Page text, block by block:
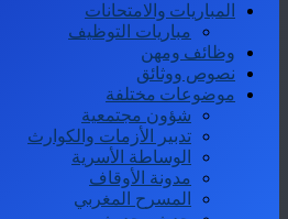
المباريات والامتحانات
مباريات التوظيف
وظائف ومهن
نصوص ووثائق
موضوعات مختلفة
شؤون مجتمعية
تدبير الأزمات والكوارث
الوساطة الأسرية
مدونة الأوقاف
المسرح المغربي